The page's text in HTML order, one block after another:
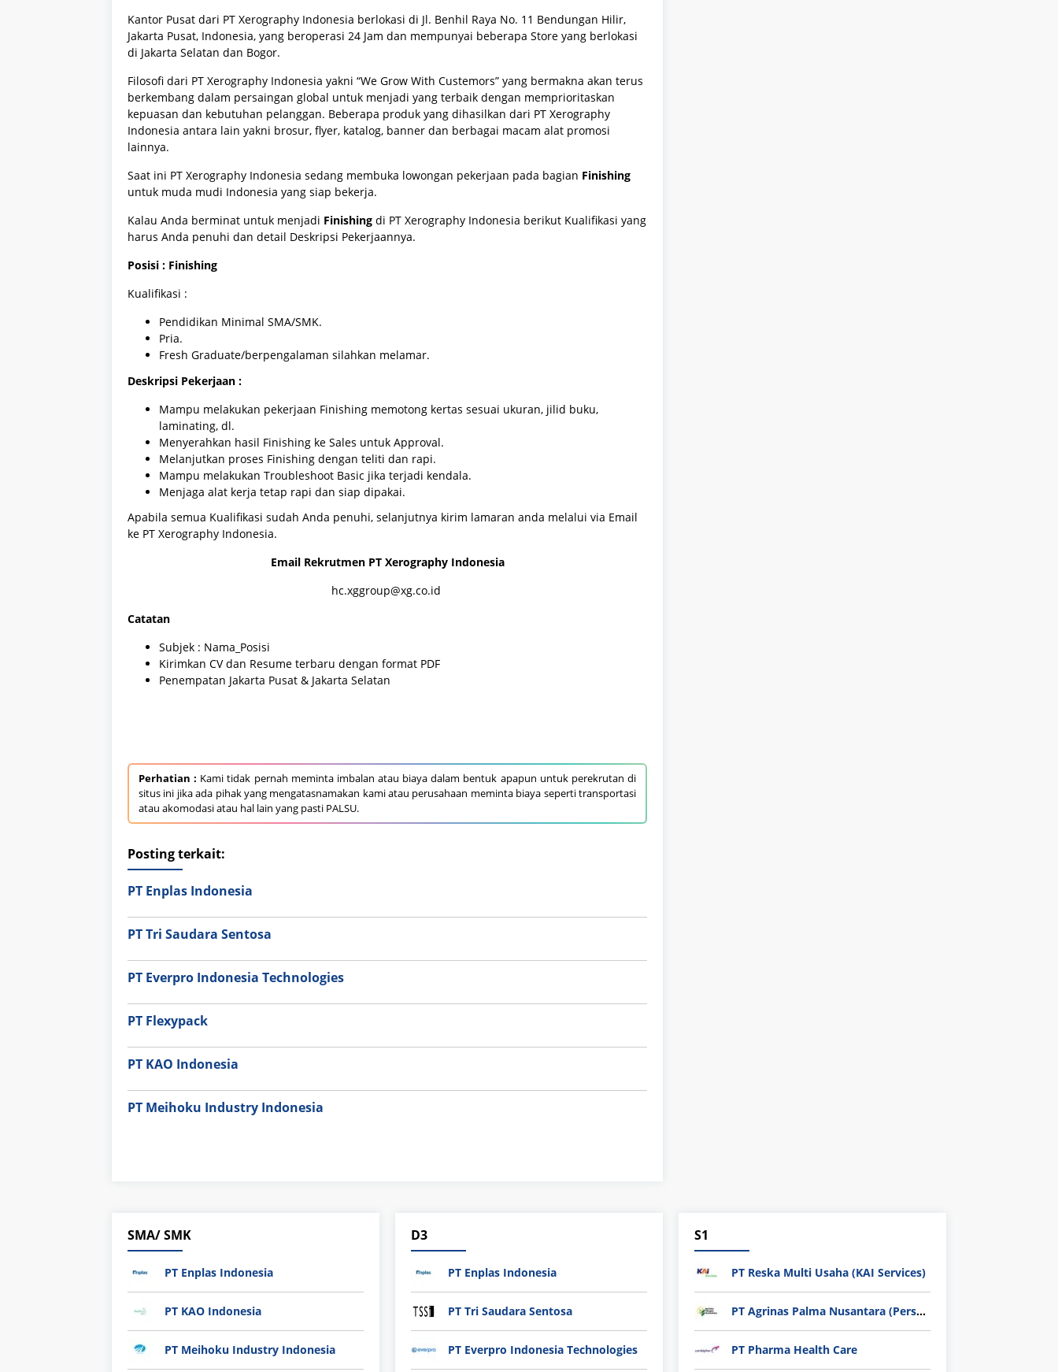
Kantor Pusat dari PT Xerography Indonesia berlokasi di Jl. Benhil Raya No. 11 Bendungan Hilir,
Jakarta Pusat, Indonesia, yang beroperasi 24 Jam dan mempunyai beberapa Store yang berlokasi
di Jakarta Selatan dan Bogor.
Filosofi dari PT Xerography Indonesia yakni “We Grow With Custemors” yang bermakna akan terus
berkembang dalam persaingan global untuk menjadi yang terbaik dengan memprioritaskan
kepuasan dan kebutuhan pelanggan. Beberapa produk yang dihasilkan dari PT Xerography
Indonesia antara lain yakni brosur, flyer, katalog, banner dan berbagai macam alat promosi
lainnya.
Saat ini PT Xerography Indonesia sedang membuka lowongan pekerjaan pada bagian Finishing
untuk muda mudi Indonesia yang siap bekerja.
Kalau Anda berminat untuk menjadi Finishing di PT Xerography Indonesia berikut Kualifikasi yang
harus Anda penuhi dan detail Deskripsi Pekerjaannya.
Posisi : Finishing
Kualifikasi :
Pendidikan Minimal SMA/SMK.
Pria.
Fresh Graduate/berpengalaman silahkan melamar.
Deskripsi Pekerjaan :
Mampu melakukan pekerjaan Finishing memotong kertas sesuai ukuran, jilid buku,
laminating, dl.
Menyerahkan hasil Finishing ke Sales untuk Approval.
Melanjutkan proses Finishing dengan teliti dan rapi.
Mampu melakukan Troubleshoot Basic jika terjadi kendala.
Menjaga alat kerja tetap rapi dan siap dipakai.
Apabila semua Kualifikasi sudah Anda penuhi, selanjutnya kirim lamaran anda melalui via Email
ke PT Xerography Indonesia.
Email Rekrutmen PT Xerography Indonesia
hc.xggroup@xg.co.id
Catatan
Subjek : Nama_Posisi
Kirimkan CV dan Resume terbaru dengan format PDF
Penempatan Jakarta Pusat & Jakarta Selatan
Perhatian : Kami tidak pernah meminta imbalan atau biaya dalam bentuk apapun untuk perekrutan di
situs ini jika ada pihak yang mengatasnamakan kami atau perusahaan meminta biaya seperti transportasi
atau akomodasi atau hal lain yang pasti PALSU.
Posting terkait:
PT Enplas Indonesia
PT Tri Saudara Sentosa
PT Everpro Indonesia Technologies
PT Flexypack
PT KAO Indonesia
PT Meihoku Industry Indonesia
SMA/ SMK
PT Enplas Indonesia
PT KAO Indonesia
PT Meihoku Industry Indonesia
D3
PT Enplas Indonesia
PT Tri Saudara Sentosa
PT Everpro Indonesia Technologies
S1
PT Reska Multi Usaha (KAI Services)
PT Agrinas Palma Nusantara (Persero)
PT Pharma Health Care